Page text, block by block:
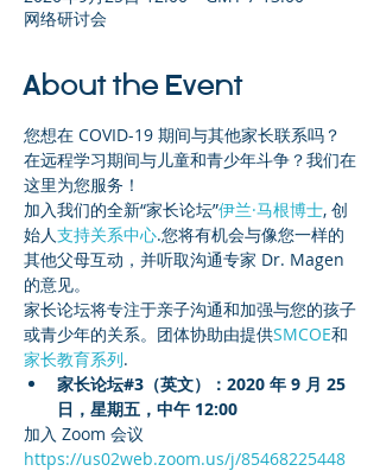
网络研讨会
About the Event
您想在 COVID-19 期间与其他家长联系吗？
在远程学习期间与儿童和青少年斗争？我们在
这里为您服务！
加入我们的全新“家长论坛”伊兰·马根博士, 创
始人支持关系中心.您将有机会与像您一样的
其他父母互动，并听取沟通专家 Dr. Magen
的意见。
家长论坛将专注于亲子沟通和加强与您的孩子
或青少年的关系。团体协助由提供SMCOE和
家长教育系列.
家长论坛#3（英文）：2020 年 9 月 25
日，星期五，中午 12:00
加入 Zoom 会议
https://us02web.zoom.us/j/85468225448